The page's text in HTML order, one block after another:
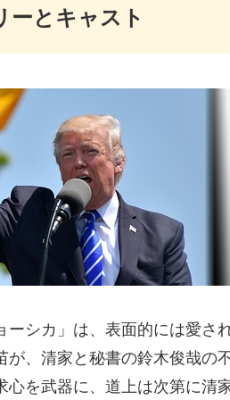
ーとキャスト
ーシカ」は、表面的には愛
が、清家と秘書の鈴木俊哉の
心を武器に、道上は次第に清